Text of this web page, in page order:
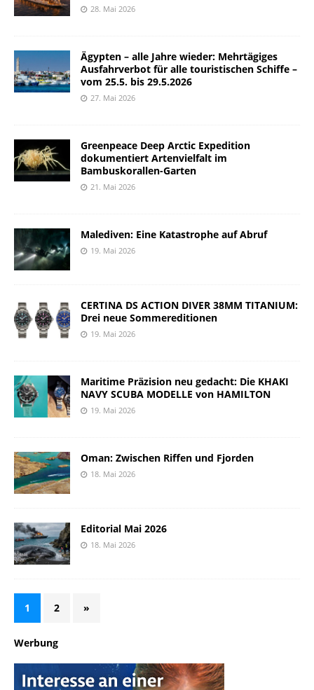
28. Mai 2026
Ägypten – alle Jahre wieder: Mehrtägiges
Ausfahrverbot für alle touristischen Schiffe –
vom 25.5. bis 29.5.2026
27. Mai 2026
Greenpeace Deep Arctic Expedition
dokumentiert Artenvielfalt im
Bambuskorallen-Garten
21. Mai 2026
Malediven: Eine Katastrophe auf Abruf
19. Mai 2026
CERTINA DS ACTION DIVER 38MM TITANIUM:
Drei neue Sommereditionen
19. Mai 2026
Maritime Präzision neu gedacht: Die KHAKI
NAVY SCUBA MODELLE von HAMILTON
19. Mai 2026
Oman: Zwischen Riffen und Fjorden
18. Mai 2026
Editorial Mai 2026
18. Mai 2026
1 2 »
Werbung